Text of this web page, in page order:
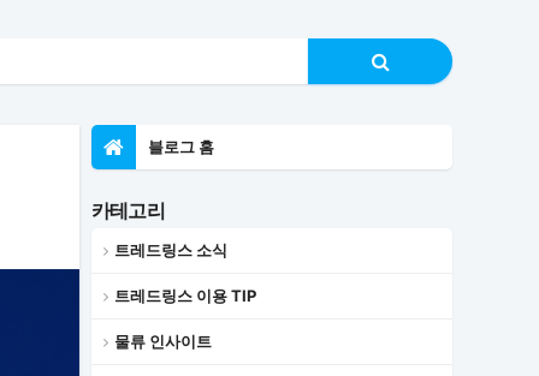
블로그 홈
카테고리
트레드링스 소식
트레드링스 이용 TIP
물류 인사이트